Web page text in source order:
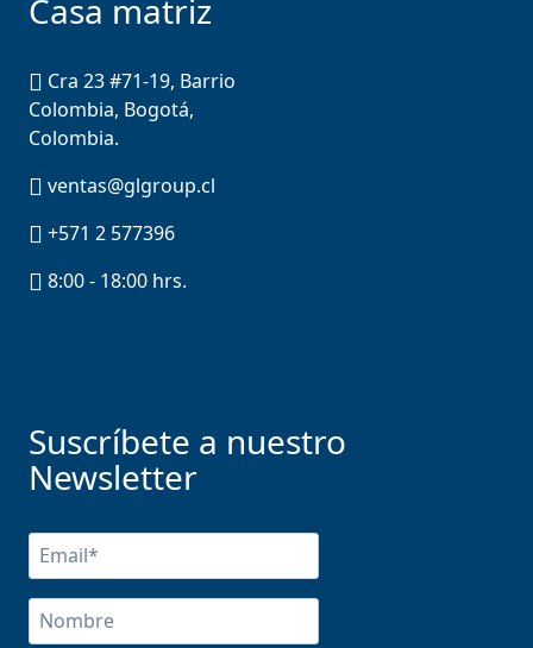
Casa matriz
Cra 23 #71-19, Barrio
Colombia, Bogotá,
Colombia.
ventas@glgroup.cl
+571 2 577396
8:00 - 18:00 hrs.
Suscríbete a nuestro
Newsletter